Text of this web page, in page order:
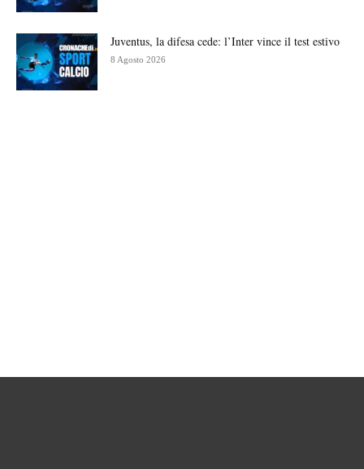
Juventus, la difesa cede: l’Inter vince il test estivo
8 Agosto 2026